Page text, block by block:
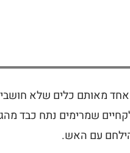
מאותם כלים שלא
שמרימים נתח כבד
עם האש.